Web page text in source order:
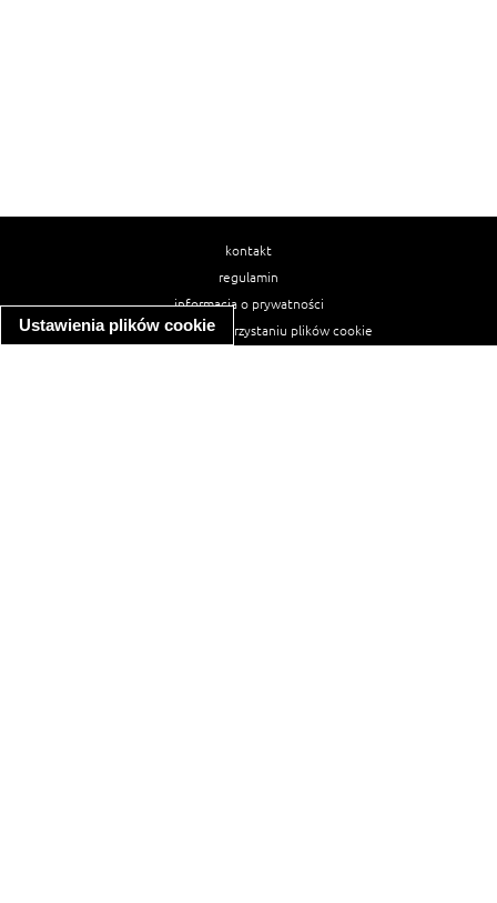
Ustawienia plików cookie
kontakt
regulamin
informacja o prywatności
informacja o wykorzystaniu plików cookie